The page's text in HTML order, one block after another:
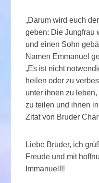
„Darum wird euch
geben: Die Jungfrau
und einen Sohn
Namen Emmanuel
„Es ist nicht
heilen oder zu
unter ihnen zu
zu teilen und ihnen
Zitat von Bruder
Liebe Brüder, ich
Freude und mit
Immanuel!!!